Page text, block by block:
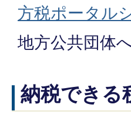
方税ポータル
地方公共団体
納税できる